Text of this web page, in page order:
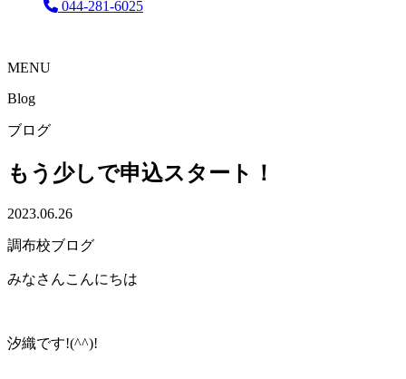
044-281-6025
MENU
Blog
ブログ
もう少しで申込スタート！
2023.06.26
調布校ブログ
みなさんこんにちは
汐織です!(^^)!